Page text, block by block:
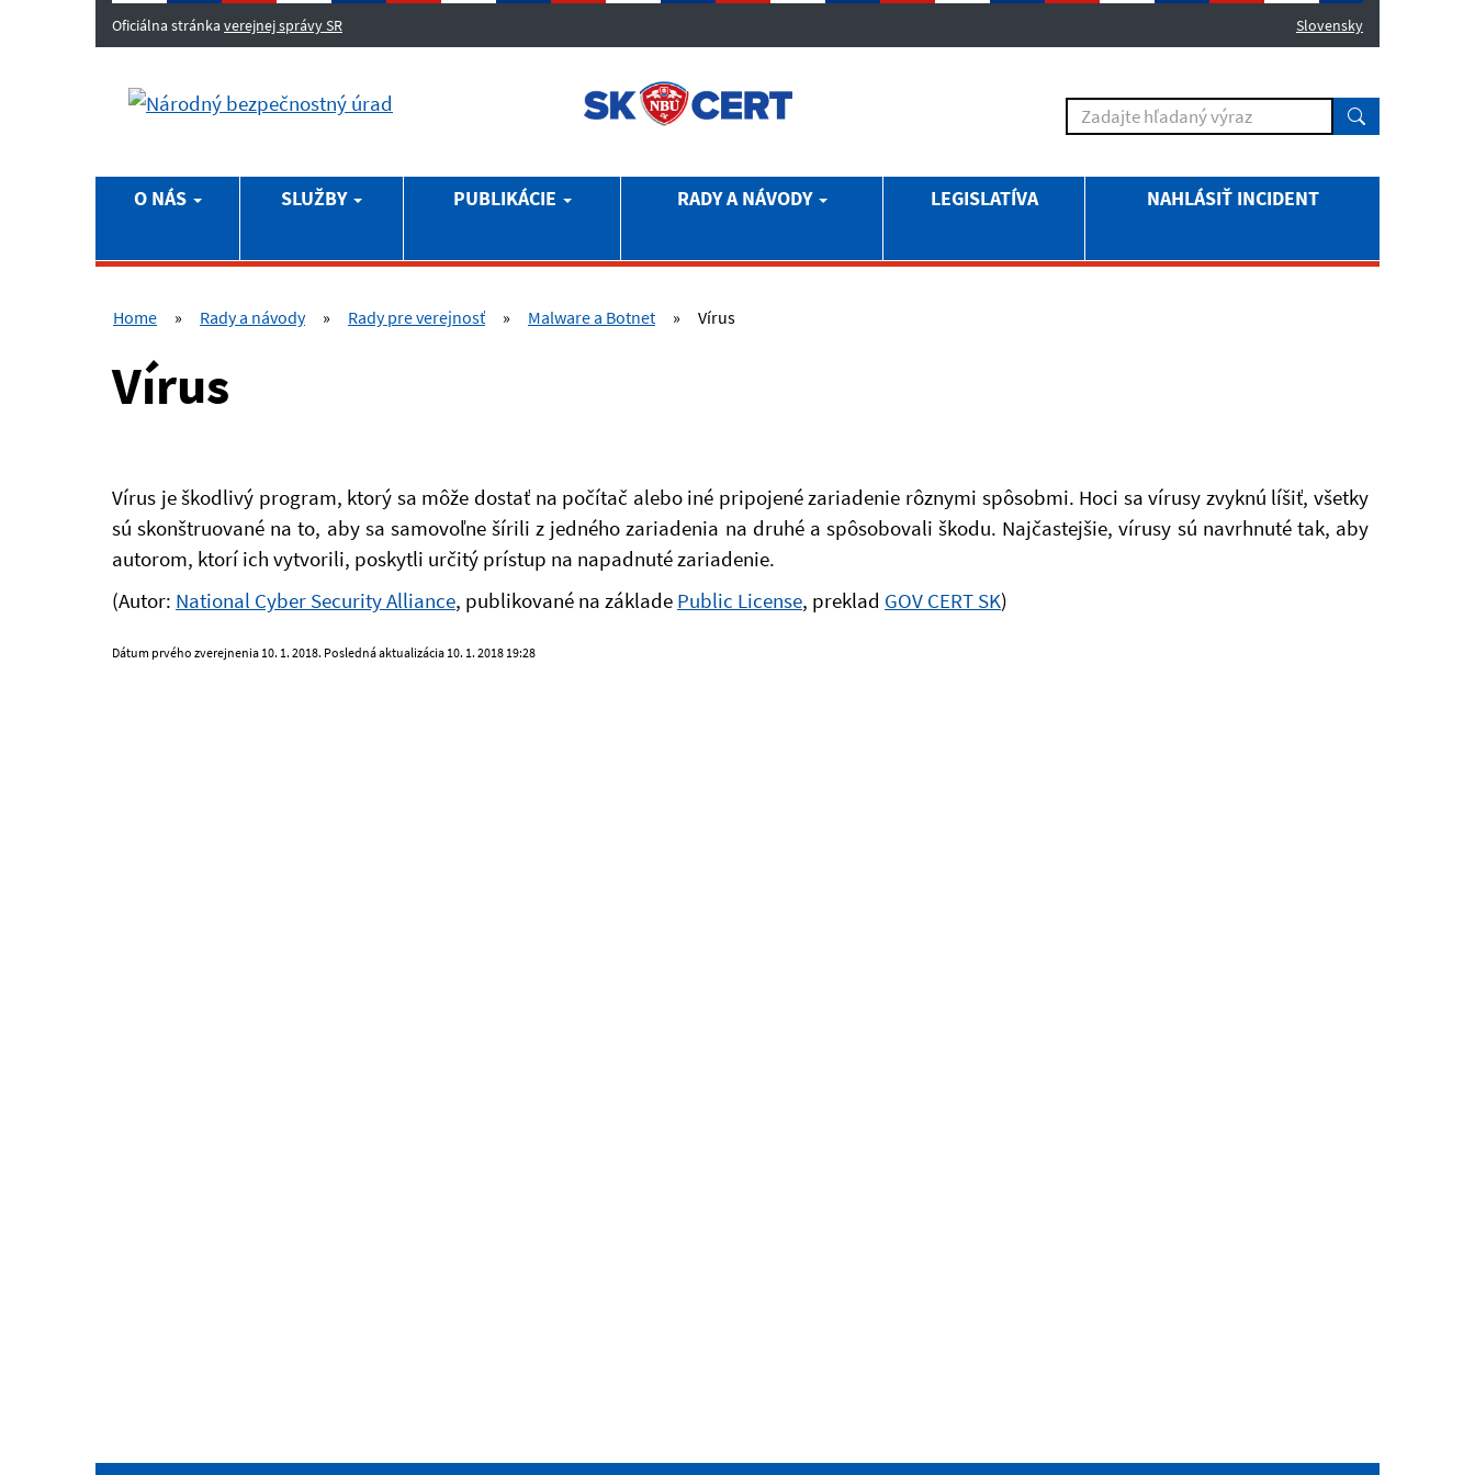
Oficiálna stránka verejnej správy SR Slovensky
O NÁS SLUŽBY PUBLIKÁCIE RADY A NÁVODY LEGISLATÍVA NAHLÁSIŤ INCIDENT
Home » Rady a návody » Rady pre verejnosť » Malware a Botnet » Vírus
Vírus
Vírus je škodlivý program, ktorý sa môže dostať na počítač alebo iné pripojené zariadenie rôznymi spôsobmi. Hoci sa vírusy zvyknú líšiť, všetky
sú skonštruované na to, aby sa samovoľne šírili z jedného zariadenia na druhé a spôsobovali škodu. Najčastejšie, vírusy sú navrhnuté tak, aby
autorom, ktorí ich vytvorili, poskytli určitý prístup na napadnuté zariadenie.
(Autor: National Cyber Security Alliance, publikované na základe Public License, preklad GOV CERT SK)
Dátum prvého zverejnenia 10. 1. 2018. Posledná aktualizácia 10. 1. 2018 19:28